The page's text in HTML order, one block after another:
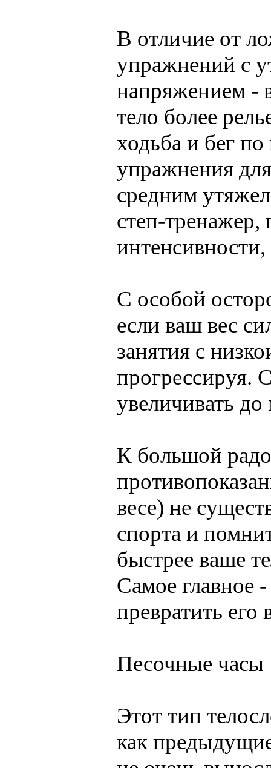
В отличие от
упражнений с
напряжением -
тело более
ходьба и бег
упражнения
средним
степ-тренажер,
С особой
если ваш вес
занятия с
прогрессируя.
увеличивать
К большой
весе) не
спорта и
быстрее ваше
Самое главное
превратить
Песочные часы
Этот тип
как